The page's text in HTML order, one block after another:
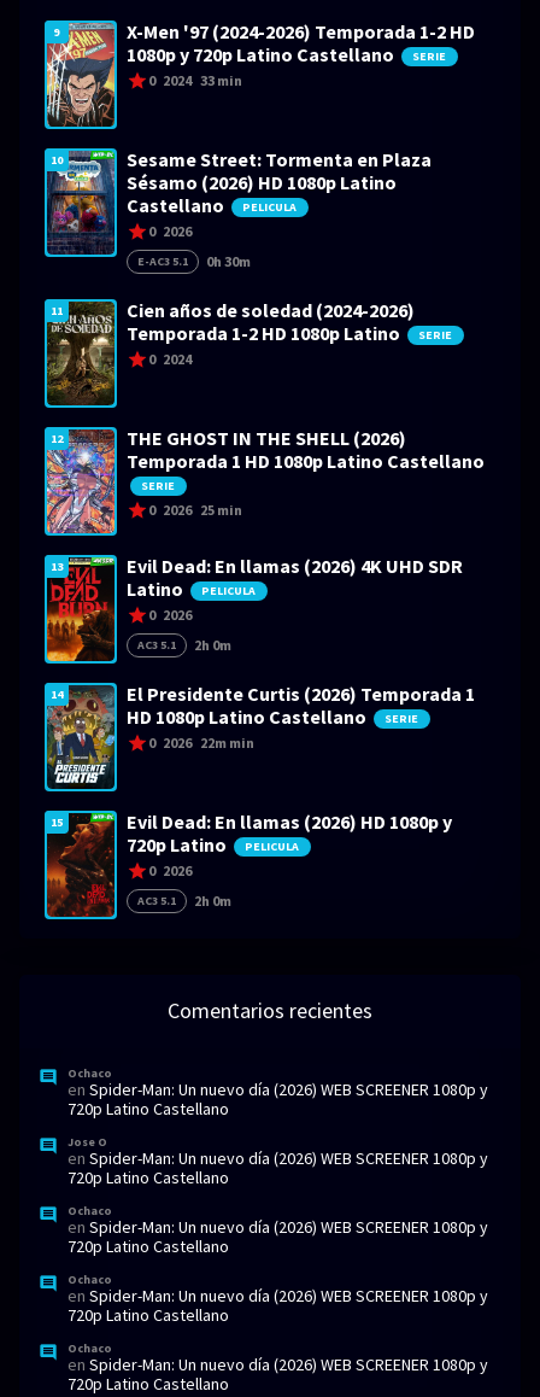
9
X-Men '97 (2024-2026) Temporada 1-2 HD
1080p y 720p Latino Castellano
SERIE
0 2024 33 min
10
Sesame Street: Tormenta en Plaza
Sésamo (2026) HD 1080p Latino
Castellano
PELICULA
0 2026
E-AC3 5.1 0h 30m
11
Cien años de soledad (2024-2026)
Temporada 1-2 HD 1080p Latino
SERIE
0 2024
12
THE GHOST IN THE SHELL (2026)
Temporada 1 HD 1080p Latino Castellano
SERIE
0 2026 25 min
13
Evil Dead: En llamas (2026) 4K UHD SDR
Latino
PELICULA
0 2026
AC3 5.1 2h 0m
14
El Presidente Curtis (2026) Temporada 1
HD 1080p Latino Castellano
SERIE
0 2026 22m min
15
Evil Dead: En llamas (2026) HD 1080p y
720p Latino
PELICULA
0 2026
AC3 5.1 2h 0m
Comentarios recientes
Ochaco
en Spider-Man: Un nuevo día (2026) WEB SCREENER 1080p y
720p Latino Castellano
Jose O
en Spider-Man: Un nuevo día (2026) WEB SCREENER 1080p y
720p Latino Castellano
Ochaco
en Spider-Man: Un nuevo día (2026) WEB SCREENER 1080p y
720p Latino Castellano
Ochaco
en Spider-Man: Un nuevo día (2026) WEB SCREENER 1080p y
720p Latino Castellano
Ochaco
en Spider-Man: Un nuevo día (2026) WEB SCREENER 1080p y
720p Latino Castellano